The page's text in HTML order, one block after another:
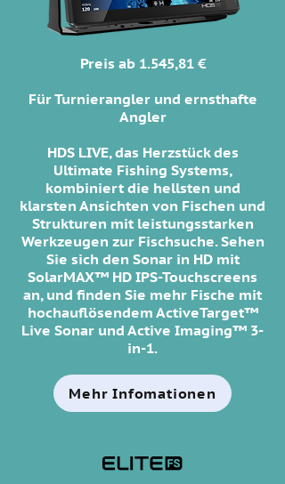
Preis ab 1.545,81 €
Für Turnierangler und ernsthafte
Angler
HDS LIVE, das Herzstück des
Ultimate Fishing Systems,
kombiniert die hellsten und
klarsten Ansichten von Fischen und
Strukturen mit leistungsstarken
Werkzeugen zur Fischsuche. Sehen
Sie sich den Sonar in HD mit
SolarMAX™ HD IPS-Touchscreens
an, und finden Sie mehr Fische mit
hochauflösendem ActiveTarget™
Live Sonar und Active Imaging™ 3-
in-1.
Mehr Infomationen